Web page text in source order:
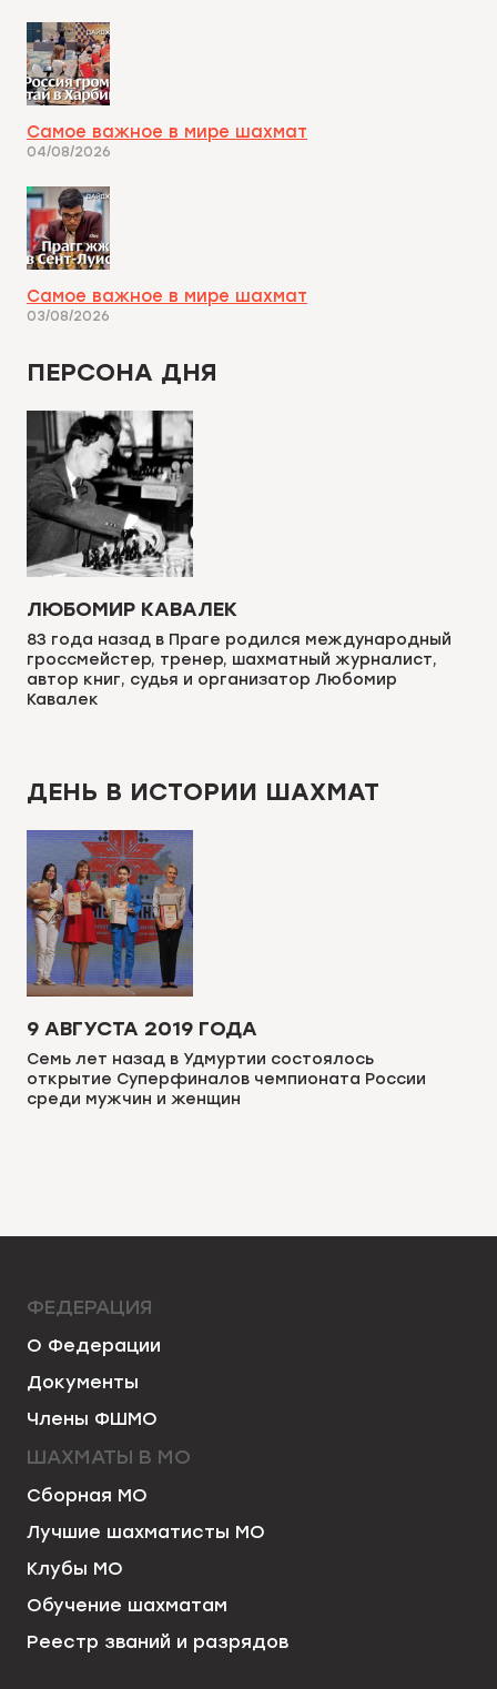
Самое важное в мире шахмат
04/08/2026
Самое важное в мире шахмат
03/08/2026
ПЕРСОНА ДНЯ
ЛЮБОМИР КАВАЛЕК
83 года назад в Праге родился международный
гроссмейстер, тренер, шахматный журналист,
автор книг, судья и организатор Любомир
Кавалек
ДЕНЬ В ИСТОРИИ ШАХМАТ
9 АВГУСТА 2019 ГОДА
Семь лет назад в Удмуртии состоялось
открытие Суперфиналов чемпионата России
среди мужчин и женщин
ФЕДЕРАЦИЯ
О Федерации
Документы
Члены ФШМО
ШАХМАТЫ В МО
Сборная МО
Лучшие шахматисты МО
Клубы МО
Обучение шахматам
Реестр званий и разрядов